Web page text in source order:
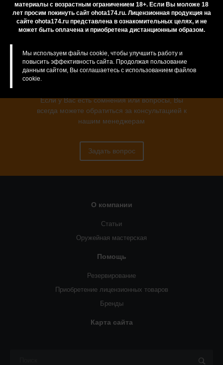
материалы с возрастным ограничением 18+. Если Вы моложе 18
лет просим покинуть сайт ohota174.ru. Лицензионная продукция на
сайте ohota174.ru представлена в ознакомительных целях, и не
может быть оплачена и приобретена дистанционным образом.
Мы используем файлы cookie, чтобы улучшить работу и
повысить эффективность сайта. Продолжая пользование
данным сайтом, Вы соглашаетесь с использованием файлов
cookie.
Нужна консультация?
Если у Вас есть сомнения или вопросы, Вы
всегда можете обратиться за консультацией к
нашим менеджерам
Задать вопрос
О компании
Статьи
Оружейная мастерская
Помощь
Резервирование
Приобретение лицензионных товаров
Бренды
Карта сайта